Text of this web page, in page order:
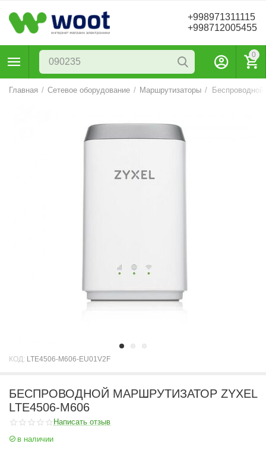
+998971311115
+998712005455
0
Главная / Сетевое оборудование / Маршрутизаторы /
КОД: LTE4506-M606-EU01V2F
БЕСПРОВОДНОЙ МАРШРУТИЗАТОР ZYXEL
LTE4506-M606
Написать отзыв
в наличии